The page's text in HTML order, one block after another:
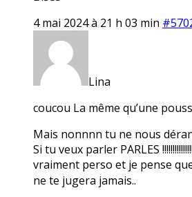
4 mai 2024 à 21 h 03 min
Lina
coucou La même qu’une
Mais nonnnn tu ne nous
Si tu veux parler PARLES
vraiment perso et je pense
ne te jugera jamais..